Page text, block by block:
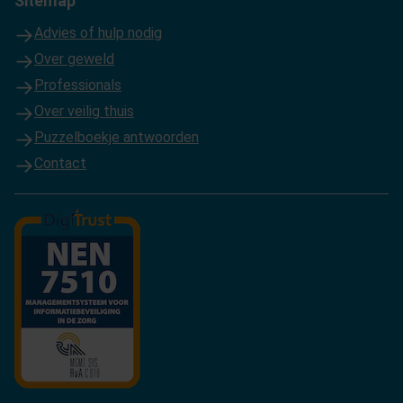
Advies of hulp nodig
Over geweld
Professionals
Over veilig thuis
Puzzelboekje antwoorden
Contact